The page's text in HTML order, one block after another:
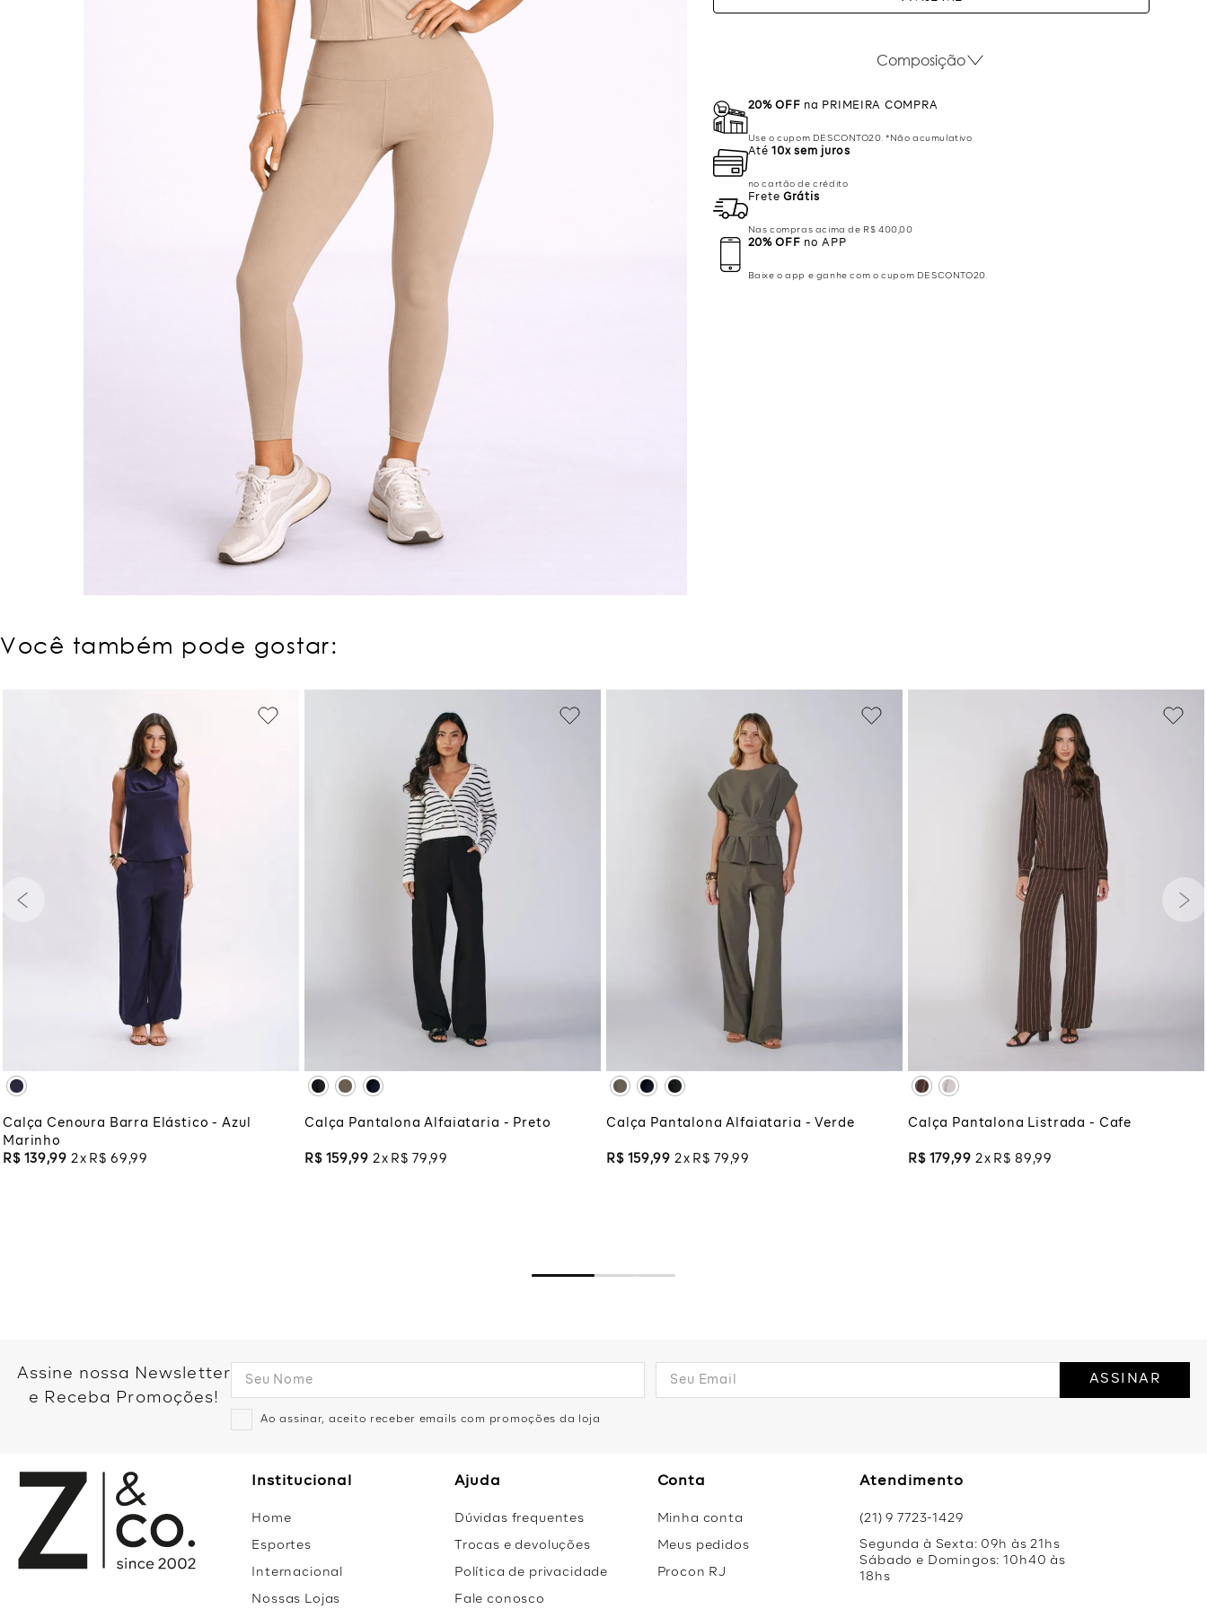
Composição
20% OFF na PRIMEIRA COMPRA
Use o cupom DESCONTO20. *Não acumulativo
Até10x sem juros
no cartão de crédito
FreteGrátis
Nas compras acima de R$ 400,00
20% OFF no APP
Baixe o app e ganhe com o cupom DESCONTO20.
Você também pode gostar:
M
ADICIONAR À SACOLA
Calça Cenoura Barra Elástico - Azul
Marinho
R$ 139,99 2 R$ 69 ,99
M
ADICIONAR À SACOLA
Calça Pantalona Alfaiataria - Preto
R$ 159,99 2 R$ 79 ,99
M
ADICIONAR À SACOLA
Calça Pantalona Alfaiataria - Verde
R$ 159,99 2 R$ 79 ,99
M
ADICIONAR À SACOLA
Calça Pantalona Listrada - Cafe
R$ 179,99 2 R$ 89 ,99
Assine nossa Newsletter
e Receba Promoções!
Ao assinar, aceito receber emails com promoções da loja
ASSINAR
Institucional
Home
Esportes
Internacional
Nossas Lojas
Ajuda
Dúvidas frequentes
Trocas e devoluções
Política de privacidade
Fale conosco
Conta
Minha conta
Meus pedidos
Procon RJ
Atendimento
(21) 9 7723-1429
Segunda à Sexta: 09h às 21hs
Sábado e Domingos: 10h40 às
18hs